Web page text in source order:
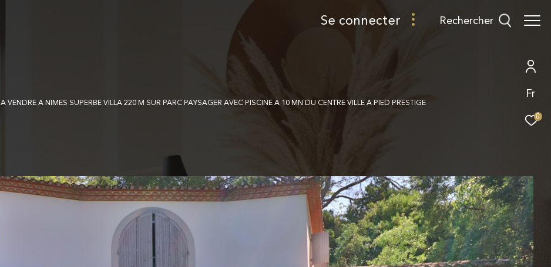
Fr
0
se connecter rechercher
A VENDRE A NIMES SUPERBE VILLA 220 M SUR PARC PAYSAGER AVEC PISCINE A 10 MN DU CENTRE VILLE A PIED PRESTIGE